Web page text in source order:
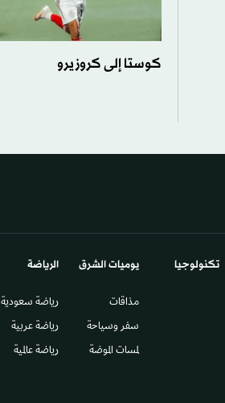
كوستا إلى كروزيرو
تكنولوجيا يوميات الشرق​
مذاقات
سفر وسياحة
لمسات الموضة
الرياضة
رياضة سعودية
رياضة عربية
رياضة عالمية